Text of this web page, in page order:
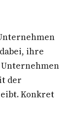
ihre
Unternehmen
der
Konkret